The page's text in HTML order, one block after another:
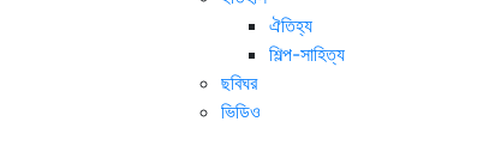
ঐতিহ্য
শিল্প-সাহিত্য
ছবিঘর
ভিডিও